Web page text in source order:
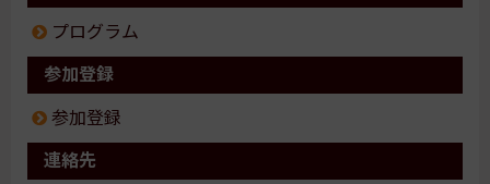
プログラム
参加登録
参加登録
連絡先